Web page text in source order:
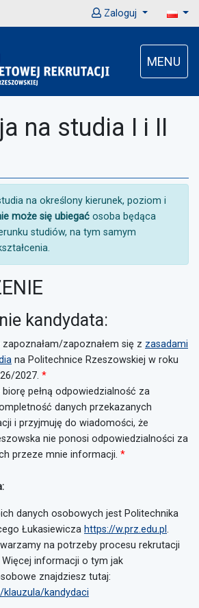
Zaloguj
MENU
na studia I i II
na określony kierunek, poziom i
może się ubiegać osoba będąca
studiów, na tym samym
kandydata:
zapoznałem się z zasadami
na Politechnice Rzeszowskiej w roku
2027.
pełną odpowiedzialność za
danych przekazanych
i przyjmuję do wiadomości, że
nie ponosi odpowiedzialności za
przeze mnie informacji.
danych osobowych jest Politechnika
Łukasiewicza https://w.prz.edu.pl .
na potrzeby procesu rekrutacji
informacji o tym jak
znajdziesz tutaj:
kandydaci